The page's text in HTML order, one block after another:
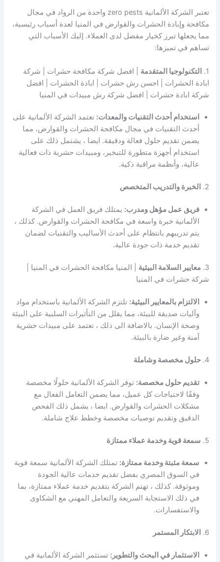
تعتبر الشركة الألمانية zero pests واحدة من الرواد في مجال
مكافحة وإبادة الحشرات والقوارض في المنيا لعدة أسباب رئيسية،
مما يجعلها تبرز كخيار مفضل لدى العملاء. إليك الأسباب التي
تساهم في تميزها:
1. التكنولوجيا المتقدمة | افضل شركة مكافحة حشرات | شركة
ابادة الحشرات | احسن رش حشرات | ابادة الحشرات | افضل
شركة ابادة حشرات | افضل شركة رش مبيدات في المنيا
استخدام أحدث التقنيات والمعدات: تعتمد الشركة الألمانية على
أحدث التقنيات في مجال مكافحة الحشرات والقوارض، مما
يضمن تقديم حلول فعالة ودقيقة. ايضا ، يشتمل ذلك على
استخدام أجهزة متطورة للتبخير، ومبيدات حشرية ذات فعالية
عالية، وأنظمة مراقبة ذكية.
2. الخبرة والتدريب المتخصص
فريق عمل مؤهل ومدرب: يمتلك فريق العمل في الشركة
الألمانية خبرة واسعة في مكافحة الحشرات والقوارض. كذلك ،
يتم تدريبهم بانتظام على أحدث الأساليب والتقنيات لضمان
تقديم خدمة ذات جودة عالية.
3. معايير السلامة البيئية | المنيا مكافحة الحشرات في المنيا |
شركة حشرات في المنيا
الالتزام بالمعايير البيئية: تلتزم الشركة الألمانية باستخدام مواد
وآليات صديقة للبيئة، مما يقلل من التأثيرات السلبية على البيئة
وصحة الإنسان. بالاضافة الى ذلك ، تعتمد على مبيدات حشرية
آمنة وغير ضارة بالبيئة.
4. حلول مخصصة وشاملة
تقديم حلول مخصصة: توفر الشركة الألمانية حلولًا مخصصة
وفقًا لاحتياجات كل عميل، مما يضمن التعامل الفعال مع
مشكلات الحشرات والقوارض. ايضا ، يشمل ذلك الفحص
الدقيق وتقديم توصيات مخصصة وخطط علاج شاملة.
5. سمعة قوية وخدمة عملاء ممتازة
سمعة مثبتة وخدمة ممتازة: تمتلك الشركة الألمانية سمعة قوية
في السوق المصري بفضل تقديم خدمات عالية الجودة
وموثوقة. كذلك ، تهتم الشركة بتقديم خدمة عملاء ممتازة، بما
في ذلك الاستجابة السريعة والتعامل المهني مع الشكاوى
والاستفسارات.
6. الابتكار المستمر
الاستثمار في البحث والتطوير: تستثمر الشركة الألمانية في